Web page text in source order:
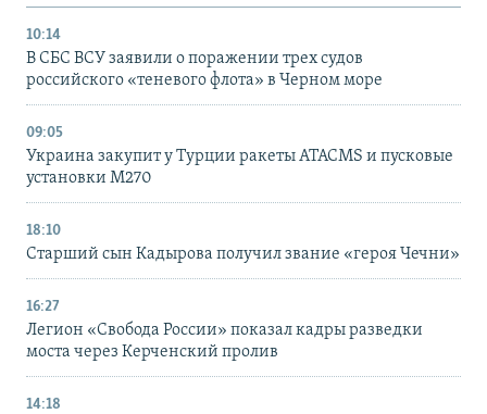
10:14
В СБС ВСУ заявили о поражении трех судов
российского «теневого флота» в Черном море
09:05
Украина закупит у Турции ракеты ATACMS и пусковые
установки M270
18:10
Старший сын Кадырова получил звание «героя Чечни»
16:27
Легион «Свобода России» показал кадры разведки
моста через Керченский пролив
14:18